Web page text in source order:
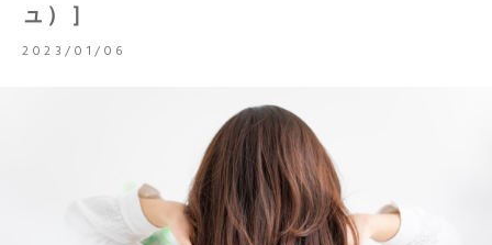
ュ）］
2023/01/06